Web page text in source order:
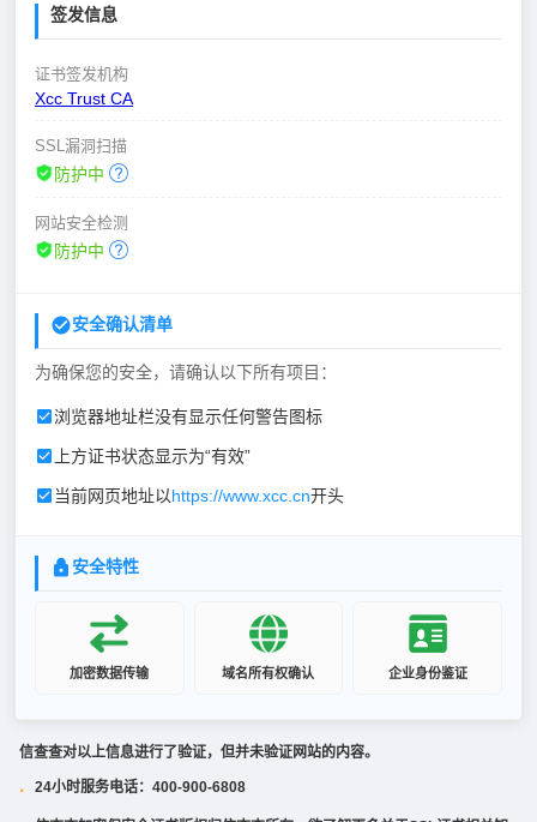
签发信息
证书签发机构
Xcc Trust CA
SSL漏洞扫描
防护中
网站安全检测
防护中
安全确认清单
为确保您的安全，请确认以下所有项目：
浏览器地址栏没有显示任何警告图标
上方证书状态显示为“有效”
当前网页地址以https://www.xcc.cn开头
安全特性
加密数据传输 域名所有权确认 企业身份鉴证
信查查对以上信息进行了验证，但并未验证网站的内容。
· 24小时服务电话：400-900-6808